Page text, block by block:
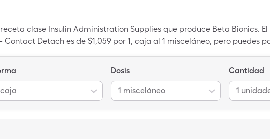
clase Insulin Administration Supplies que produce Beta Bionics.
Detach es de $1,059 por 1, caja al 1 misceláneo, pero puedes
caja
Dosis
1 misceláneo
Cantidad
1